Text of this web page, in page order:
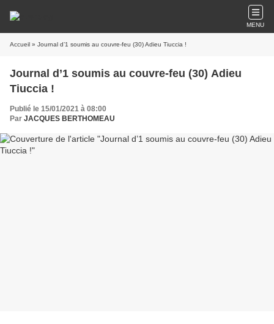
MENU
Accueil » Journal d’1 soumis au couvre-feu (30) Adieu Tiuccia !
Journal d’1 soumis au couvre-feu (30) Adieu
Tiuccia !
Publié le 15/01/2021 à 08:00
Par JACQUES BERTHOMEAU